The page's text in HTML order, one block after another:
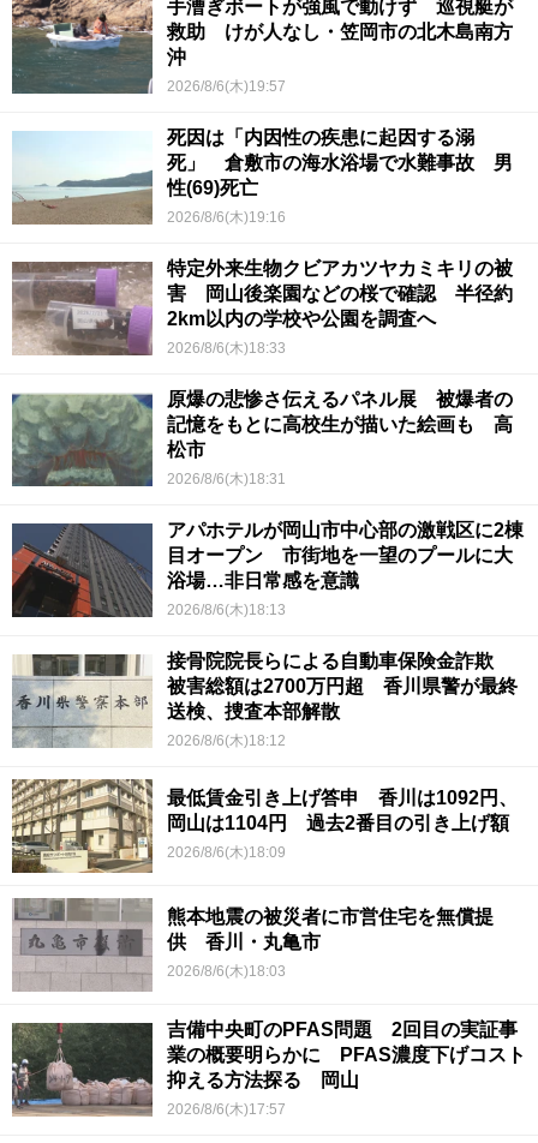
手漕ぎボートが強風で動けず 巡視艇が
救助 けが人なし・笠岡市の北木島南方
沖
2026/8/6(木)19:57
死因は「内因性の疾患に起因する溺
死」 倉敷市の海水浴場で水難事故 男
性(69)死亡
2026/8/6(木)19:16
特定外来生物クビアカツヤカミキリの被
害 岡山後楽園などの桜で確認 半径約
2km以内の学校や公園を調査へ
2026/8/6(木)18:33
原爆の悲惨さ伝えるパネル展 被爆者の
記憶をもとに高校生が描いた絵画も 高
松市
2026/8/6(木)18:31
アパホテルが岡山市中心部の激戦区に2棟
目オープン 市街地を一望のプールに大
浴場…非日常感を意識
2026/8/6(木)18:13
接骨院院長らによる自動車保険金詐欺
被害総額は2700万円超 香川県警が最終
送検、捜査本部解散
2026/8/6(木)18:12
最低賃金引き上げ答申 香川は1092円、
岡山は1104円 過去2番目の引き上げ額
2026/8/6(木)18:09
熊本地震の被災者に市営住宅を無償提
供 香川・丸亀市
2026/8/6(木)18:03
吉備中央町のPFAS問題 2回目の実証事
業の概要明らかに PFAS濃度下げコスト
抑える方法探る 岡山
2026/8/6(木)17:57